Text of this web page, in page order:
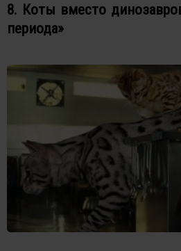
8. Коты вместо
периода»